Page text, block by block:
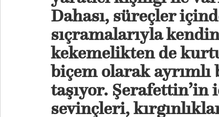
Dahası, süreçler
sıçramalarıyla
kekemelikten de
biçem olarak
taşıyor.
sevinçleri,